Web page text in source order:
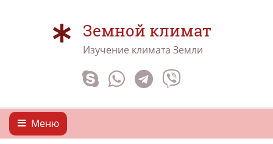
Земной климат
Изучение климата Земли
Меню